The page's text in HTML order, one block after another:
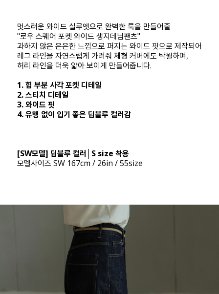
멋스러운 와이드 실루엣으로 완벽한 룩을 만들어줄
"로우 스퀘어 포켓 와이드 생지데님팬츠"
과하지 않은 은은한 느낌으로 퍼지는 와이드 핏으로 제작되어
레그 라인을 자연스럽게 가려줘 체형 커버에도 탁월하며,
허리 라인을 더욱 얇아 보이게 만들어줍니다.
1. 힙 부분 사각 포켓 디테일
2. 스티치 디테일
3. 와이드 핏
4. 유행 없이 입기 좋은 딥블루 컬러감
[SW모델] 딥블루 컬러│S size 착용
모델사이즈 SW 167cm / 26in / 55size